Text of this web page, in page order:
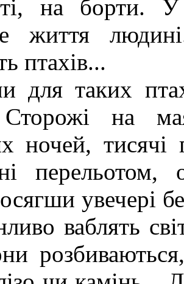
на борти. У
життя
птахів...
для таких
на
ночей, тисячі
перельотом,
увечері
ваблять